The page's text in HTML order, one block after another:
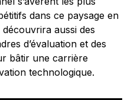
dans ce paysage en
aussi des
d’évaluation et des
bâtir une carrière
technologique.